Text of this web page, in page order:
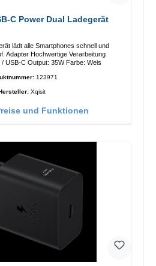
C Power Dual Ladegerät
und
Verarbeitung
Anschlüsse: USB-C / USB-C Output: 35W Farbe: Weis
123971
Xqisit
und Funktionen